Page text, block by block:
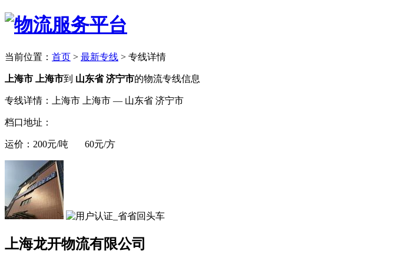
当前位置： 首页 > 最新专线 > 专线详情
上海市 上海市到 山东省 济宁市的物流专线信息
专线详情：上海市 上海市 — 山东省 济宁市
档口地址：
运价：200元/吨 60元/方
上海龙开物流有限公司